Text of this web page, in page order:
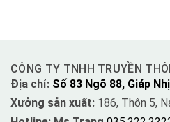
CÔNG TY TNHH TRUYỀN
Địa chỉ: Số 83 Ngõ 88, Giáp
Xưởng sản xuất: 186, Thôn 5,